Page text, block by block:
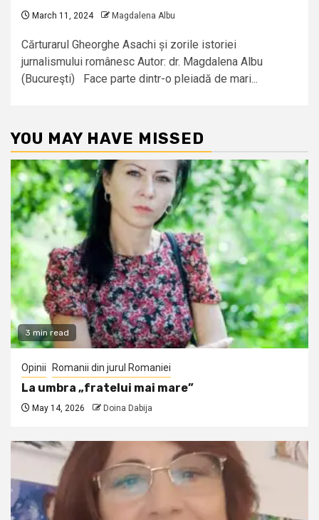
March 11, 2024 Magdalena Albu
Cărturarul Gheorghe Asachi și zorile istoriei
jurnalismului românesc Autor: dr. Magdalena Albu
(Bucureşti) Face parte dintr-o pleiadă de mari...
YOU MAY HAVE MISSED
3 min read
Opinii Romanii din jurul Romaniei
La umbra „fratelui mai mare”
May 14, 2026 Doina Dabija